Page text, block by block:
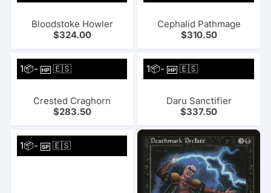
Bloodstoke Howler
$324.00
Cephalid Pathmage
$310.50
1📦-HP 🇪🇸
Crested Craghorn
$283.50
1📦-HP 🇪🇸
Daru Sanctifier
$337.50
1📦-SP 🇪🇸